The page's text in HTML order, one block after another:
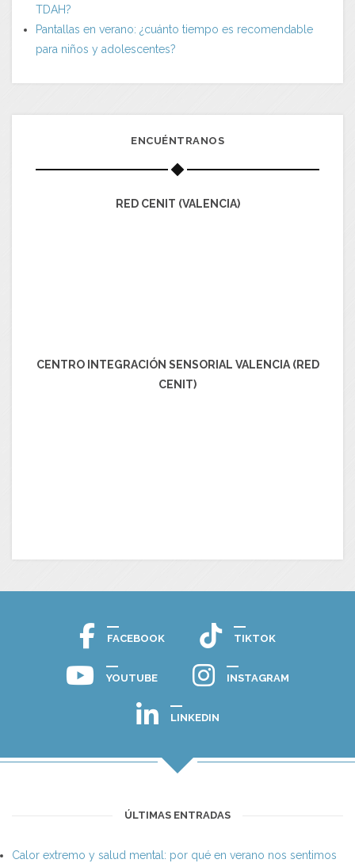
TDAH?
Pantallas en verano: ¿cuánto tiempo es recomendable
para niños y adolescentes?
ENCUÉNTRANOS
RED CENIT (VALENCIA)
CENTRO INTEGRACIÓN SENSORIAL VALENCIA (RED
CENIT)
FACEBOOK TIKTOK
YOUTUBE INSTAGRAM
LINKEDIN
ÚLTIMAS ENTRADAS
Calor extremo y salud mental: por qué en verano nos sentimos